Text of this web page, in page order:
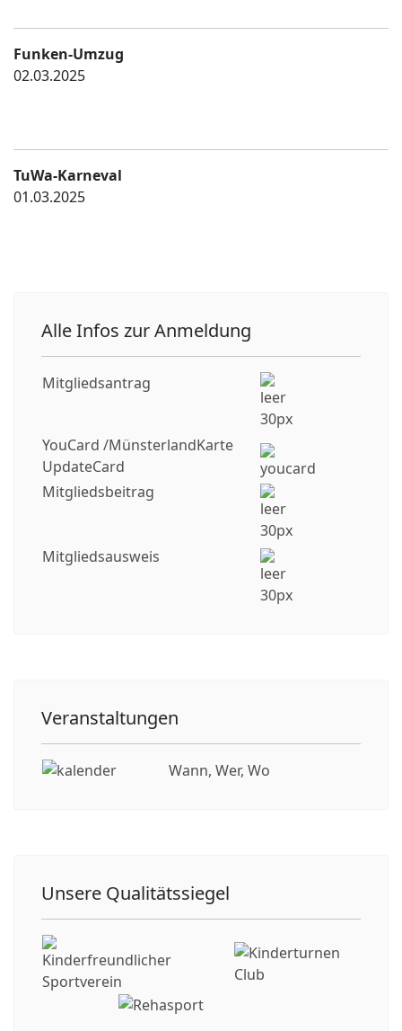
Funken-Umzug
02.03.2025
TuWa-Karneval
01.03.2025
Alle Infos zur Anmeldung
Mitgliedsantrag
YouCard /MünsterlandKarte
UpdateCard
Mitgliedsbeitrag
Mitgliedsausweis
Veranstaltungen
Wann, Wer, Wo
Unsere Qualitätssiegel